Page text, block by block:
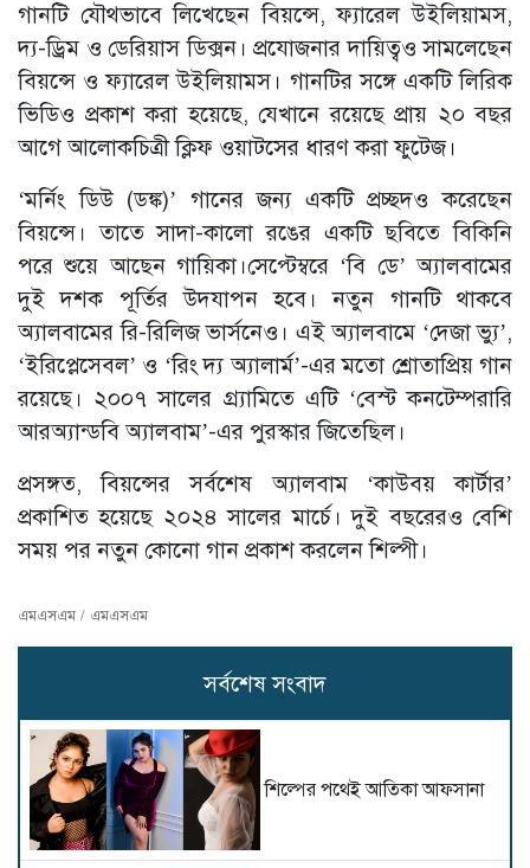
গানটি যৌথভাবে লিখেছেন বিয়ন্সে, ফ্যারেল উইলিয়ামস,
দ্য-ড্রিম ও ডেরিয়াস ডিক্সন। প্রযোজনার দায়িত্বও সামলেছেন
বিয়ন্সে ও ফ্যারেল উইলিয়ামস। গানটির সঙ্গে একটি লিরিক
ভিডিও প্রকাশ করা হয়েছে, যেখানে রয়েছে প্রায় ২০ বছর
আগে আলোকচিত্রী ক্লিফ ওয়াটসের ধারণ করা ফুটেজ।
‘মর্নিং ডিউ (ডঙ্ক)’ গানের জন্য একটি প্রচ্ছদও করেছেন
বিয়ন্সে। তাতে সাদা-কালো রঙের একটি ছবিতে বিকিনি
পরে শুয়ে আছেন গায়িকা।সেপ্টেম্বরে ‘বি ডে’ অ্যালবামের
দুই দশক পূর্তির উদযাপন হবে। নতুন গানটি থাকবে
অ্যালবামের রি-রিলিজ ভার্সনেও। এই অ্যালবামে ‘দেজা ভ্যু’,
‘ইরিপ্লেসেবল’ ও ‘রিং দ্য অ্যালার্ম’-এর মতো শ্রোতাপ্রিয় গান
রয়েছে। ২০০৭ সালের গ্র্যামিতে এটি ‘বেস্ট কনটেম্পরারি
আরঅ্যান্ডবি অ্যালবাম’-এর পুরস্কার জিতেছিল।
প্রসঙ্গত, বিয়ন্সের সর্বশেষ অ্যালবাম ‘কাউবয় কার্টার’
প্রকাশিত হয়েছে ২০২৪ সালের মার্চে। দুই বছরেরও বেশি
সময় পর নতুন কোনো গান প্রকাশ করলেন শিল্পী।
এমএসএম / এমএসএম
সর্বশেষ সংবাদ
শিল্পের পথেই আতিকা আফসানা